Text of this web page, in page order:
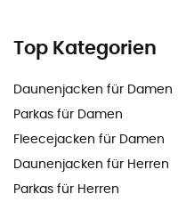
Top Kategorien
Daunenjacken für Damen
Parkas für Damen
Fleecejacken für Damen
Daunenjacken für Herren
Parkas für Herren